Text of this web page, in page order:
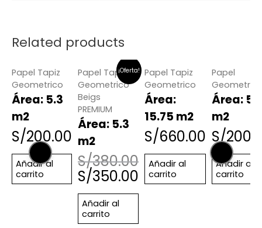
Related products
Papel Tapiz
Geometrico
Área: 5.3
m2
S/200.00
Añadir al
carrito
¡Oferta!
Papel Tapiz
Geometrico
Beigs
PREMIUM
Área: 5.3
m2
S/380.00
S/350.00
Añadir al
carrito
Papel Tapiz
Geometrico
Área:
15.75 m2
S/660.00
Añadir al
carrito
Papel
Área:
m2
S/
Añadir al
carrito